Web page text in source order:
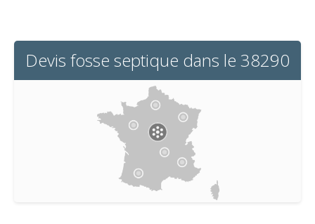
Devis fosse septique dans le 38290